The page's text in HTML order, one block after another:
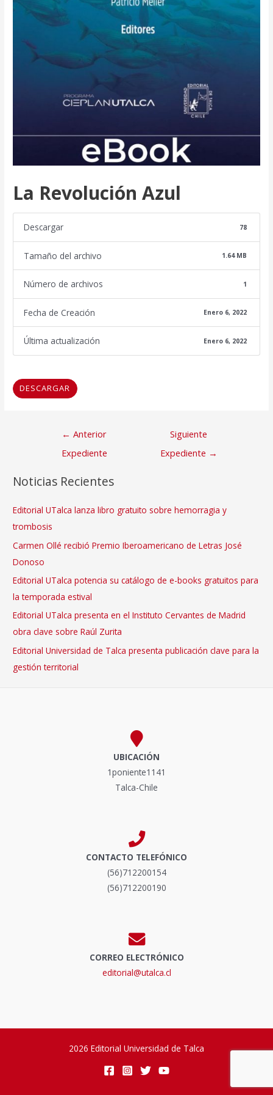
La Revolución Azul
Descargar 78
Tamaño del archivo 1.64 MB
Número de archivos 1
Fecha de Creación Enero 6, 2022
Última actualización Enero 6, 2022
DESCARGAR
Navegación
← Anterior
Expediente
Siguiente
Expediente →
Noticias Recientes
Editorial UTalca lanza libro gratuito sobre hemorragia y
trombosis
Carmen Ollé recibió Premio Iberoamericano de Letras José
Donoso
Editorial UTalca potencia su catálogo de e-books gratuitos para
la temporada estival
Editorial UTalca presenta en el Instituto Cervantes de Madrid
obra clave sobre Raúl Zurita
Editorial Universidad de Talca presenta publicación clave para la
gestión territorial
UBICACIÓN
1poniente1141
Talca-Chile
CONTACTO TELEFÓNICO
(56)712200154
(56)712200190
CORREO ELECTRÓNICO
editorial@utalca.cl
2026 Editorial Universidad de Talca